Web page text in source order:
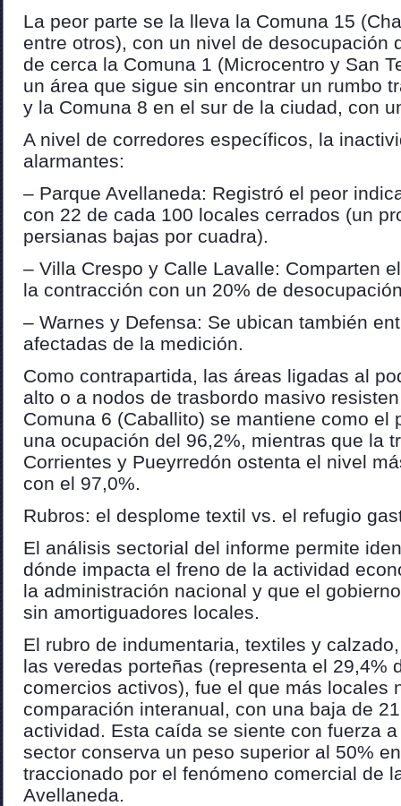
La peor parte se la lleva la Comuna 15
entre otros), con un nivel de desocupación
de cerca la Comuna 1 (Microcentro y San
un área que sigue sin encontrar un rumbo
y la Comuna 8 en el sur de la ciudad, con
A nivel de corredores específicos, la
alarmantes:
– Parque Avellaneda: Registró el peor
con 22 de cada 100 locales cerrados (un
persianas bajas por cuadra).
– Villa Crespo y Calle Lavalle: Comparten
la contracción con un 20% de
– Warnes y Defensa: Se ubican también
afectadas de la medición.
Como contrapartida, las áreas ligadas al
alto o a nodos de trasbordo masivo
Comuna 6 (Caballito) se mantiene como el
una ocupación del 96,2%, mientras que la
Corrientes y Pueyrredón ostenta el nivel
con el 97,0%.
Rubros: el desplome textil vs. el refugio
El análisis sectorial del informe permite
dónde impacta el freno de la actividad
la administración nacional y que el
sin amortiguadores locales.
El rubro de indumentaria, textiles y
las veredas porteñas (representa el 29,4%
comercios activos), fue el que más locales
comparación interanual, con una baja de
actividad. Esta caída se siente con fuerza
sector conserva un peso superior al 50%
traccionado por el fenómeno comercial de
Avellaneda.